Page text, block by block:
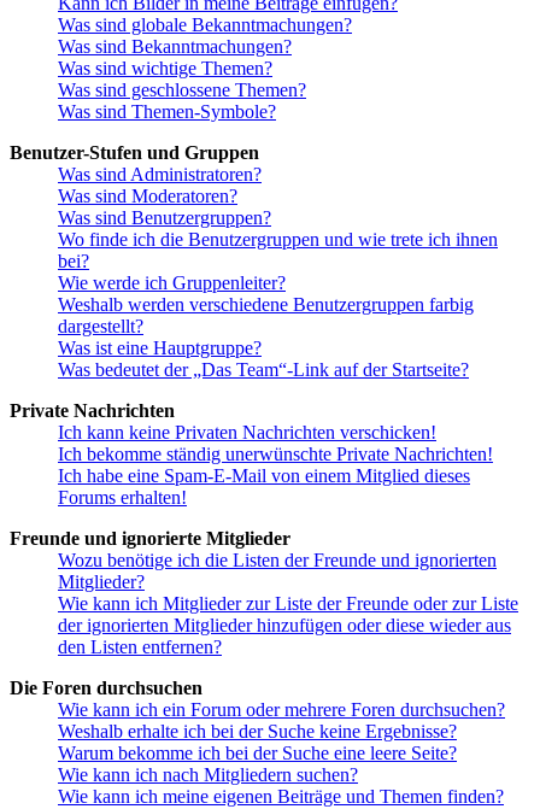
Was sind globale Bekanntmachungen?
Was sind Bekanntmachungen?
Was sind wichtige Themen?
Was sind geschlossene Themen?
Was sind Themen-Symbole?
Benutzer-Stufen und Gruppen
Was sind Administratoren?
Was sind Moderatoren?
Was sind Benutzergruppen?
Wo finde ich die Benutzergruppen und wie trete ich ihnen
bei?
Wie werde ich Gruppenleiter?
Weshalb werden verschiedene Benutzergruppen farbig
dargestellt?
Was ist eine Hauptgruppe?
Was bedeutet der „Das Team“-Link auf der Startseite?
Private Nachrichten
Ich kann keine Privaten Nachrichten verschicken!
Ich bekomme ständig unerwünschte Private Nachrichten!
Ich habe eine Spam-E-Mail von einem Mitglied dieses
Forums erhalten!
Freunde und ignorierte Mitglieder
Wozu benötige ich die Listen der Freunde und ignorierten
Mitglieder?
Wie kann ich Mitglieder zur Liste der Freunde oder zur Liste
der ignorierten Mitglieder hinzufügen oder diese wieder aus
den Listen entfernen?
Die Foren durchsuchen
Wie kann ich ein Forum oder mehrere Foren durchsuchen?
Weshalb erhalte ich bei der Suche keine Ergebnisse?
Warum bekomme ich bei der Suche eine leere Seite?
Wie kann ich nach Mitgliedern suchen?
Wie kann ich meine eigenen Beiträge und Themen finden?